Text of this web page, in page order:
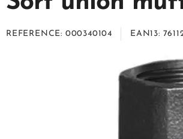
REFERENCE 000340104 EAN13